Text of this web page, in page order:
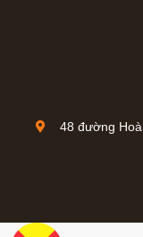
48 đường